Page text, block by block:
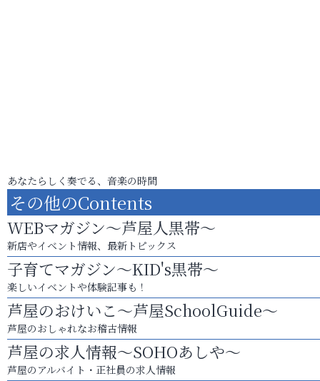
あなたらしく奏でる、音楽の時間
その他のContents
WEBマガジン～芦屋人黒帯～
新店やイベント情報、最新トピックス
子育てマガジン～KID's黒帯～
楽しいイベントや体験記事も！
芦屋のおけいこ～芦屋SchoolGuide～
芦屋のおしゃれなお稽古情報
芦屋の求人情報～SOHOあしや～
芦屋のアルバイト・正社員の求人情報